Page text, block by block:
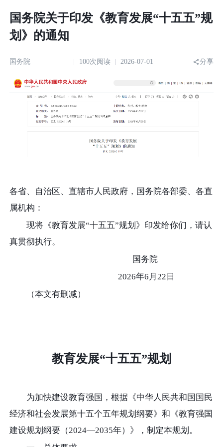
国务院关于印发《教育发展“十五五”规
划》的通知
国务院 100次阅读 2026-07-01 分享
各省、自治区、 直辖市人民政府，国务院各部委、各直
属机构：
现将《教育发展“十五五”规划》印发给你们，请认
真贯彻执行。
国务院
2026年6月22日
（本文有删减）
教育发展“十五五”规划
为加快建设教育强国，根据《中华人民共和国国民
经济和社会发展第十五个五年规划纲要》和《教育强国
建设规划纲要（2024—2035年）》，制定本规划。